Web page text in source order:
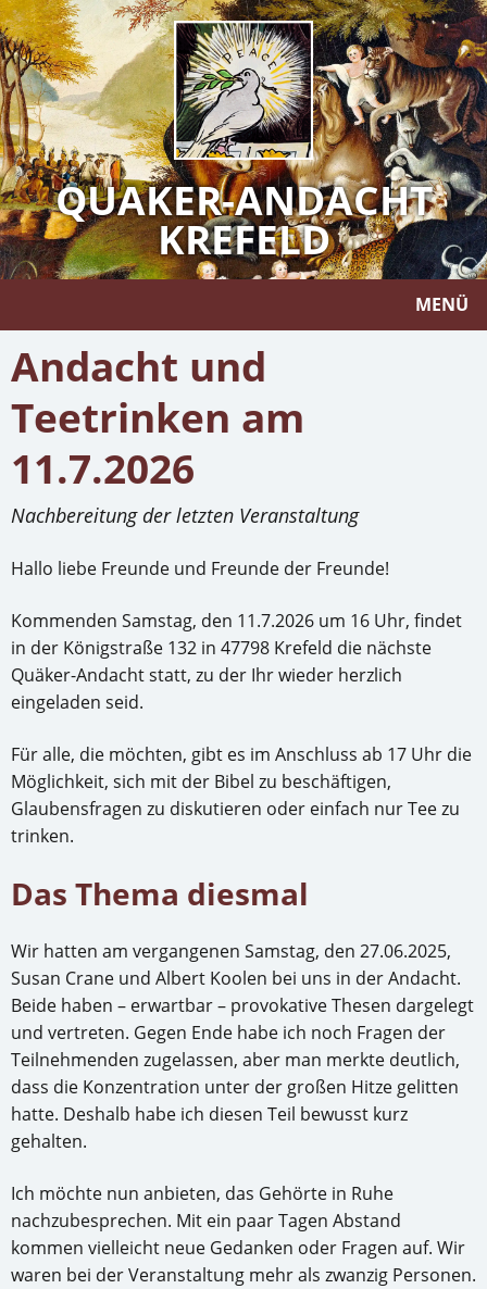
QUAKER-ANDACHT
KREFELD
MENÜ
Andacht und
Teetrinken am
11.7.2026
Nachbereitung der letzten Veranstaltung
Hallo liebe Freunde und Freunde der Freunde!
Kommenden Samstag, den 11.7.2026 um 16 Uhr, findet
in der Königstraße 132 in 47798 Krefeld die nächste
Quäker-Andacht statt, zu der Ihr wieder herzlich
eingeladen seid.
Für alle, die möchten, gibt es im Anschluss ab 17 Uhr die
Möglichkeit, sich mit der Bibel zu beschäftigen,
Glaubensfragen zu diskutieren oder einfach nur Tee zu
trinken.
Das Thema diesmal
Wir hatten am vergangenen Samstag, den 27.06.2025,
Susan Crane und Albert Koolen bei uns in der Andacht.
Beide haben – erwartbar – provokative Thesen dargelegt
und vertreten. Gegen Ende habe ich noch Fragen der
Teilnehmenden zugelassen, aber man merkte deutlich,
dass die Konzentration unter der großen Hitze gelitten
hatte. Deshalb habe ich diesen Teil bewusst kurz
gehalten.
Ich möchte nun anbieten, das Gehörte in Ruhe
nachzubesprechen. Mit ein paar Tagen Abstand
kommen vielleicht neue Gedanken oder Fragen auf. Wir
waren bei der Veranstaltung mehr als zwanzig Personen.